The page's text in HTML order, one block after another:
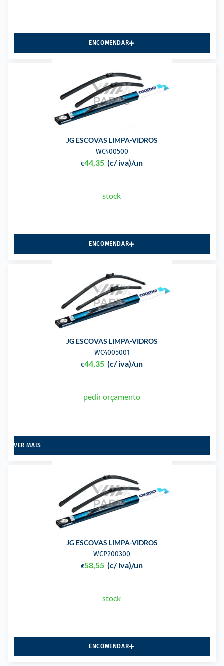
ENCOMENDAR
JG ESCOVAS LIMPA-VIDROS
WC400500
€44,35 (c/ iva)/un
stock
ENCOMENDAR
JG ESCOVAS LIMPA-VIDROS
WC4005001
€44,35 (c/ iva)/un
pedir orçamento
VER MAIS
JG ESCOVAS LIMPA-VIDROS
WCP200300
€58,55 (c/ iva)/un
stock
ENCOMENDAR